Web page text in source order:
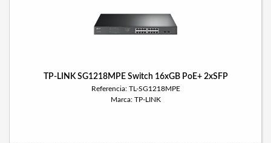
TP-LINK SG1218MPE Switch 16xGB PoE+ 2xSFP
Referencia: TL-SG1218MPE
Marca: TP-LINK